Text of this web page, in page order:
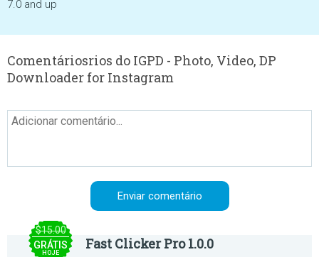
7.0 and up
Comentáriosrios do IGPD - Photo, Video, DP
Downloader for Instagram
$15.00
GRÁTIS
HOJE
Fast Clicker Pro 1.0.0